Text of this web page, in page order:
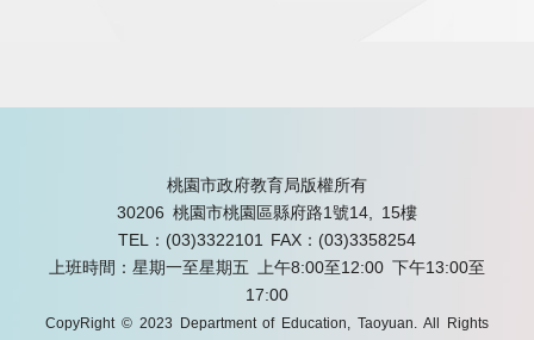
桃園市政府教育局版權所有
30206 桃園市桃園區縣府路1號14, 15樓
TEL：(03)3322101
FAX：(03)3358254
上班時間：星期一至星期五 上午8:00至12:00 下午13:00至
17:00
CopyRight © 2023 Department of Education, Taoyuan. All Rights